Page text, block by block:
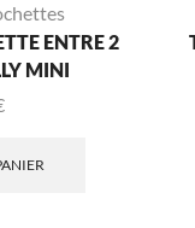
ENTRE 2
MINI